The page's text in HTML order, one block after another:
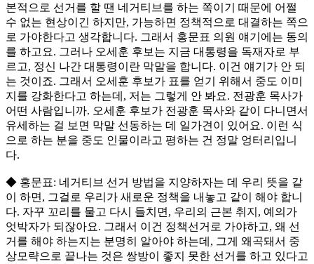
본적으로 선거를 할 땐 네거티브를 하는 쪽이기 때문에 어쩔
수 없는 현상이긴 하지만, 가능하면 정책적으로 대결하는 쪽으
로 가야한다고 생각합니다. 그래서 홍문표 의원 얘기에는 동의
를 하고요. 그러나 오세훈 후보는 지금 대통령을 독재자로 부
르고, 정신 나간 대통령이란 막말을 합니다. 이건 얘기가 안 되
는 것이죠. 그래서 오세훈 후보가 표를 얻기 위해서 중도 이미
지를 강화한다고 하는데, 저는 그렇게 안 봐요. 전광훈 목사가
어떤 사람입니까. 오세훈 후보가 전광훈 목사와 같이 다니면서
유세하는 걸 보면 막말 선동하는 데 일가견이 있어요. 이런 식
으로 하는 분을 중도 인물이라고 평하는 건 정말 엉터리입니
다.
◆ 홍문표: 네거티브 선거 방법을 지양하자는 데 우리 뜻을 같
이 하면, 그걸로 우리가 새로운 정책을 내놓고 같이 해야 합니
다. 자꾸 꼬리를 물고 다시 들치면, 우리의 근본 취지, 예의가
엇박자가 되잖아요. 그래서 이건 정책선거로 가야하고, 왜 선
거를 해야 하는지는 분명히 알아야 하는데, 그게 왜곡돼서 중
상모략으로 끝나는 것은 쌍방이 좋지 못한 선거를 하고 있다고